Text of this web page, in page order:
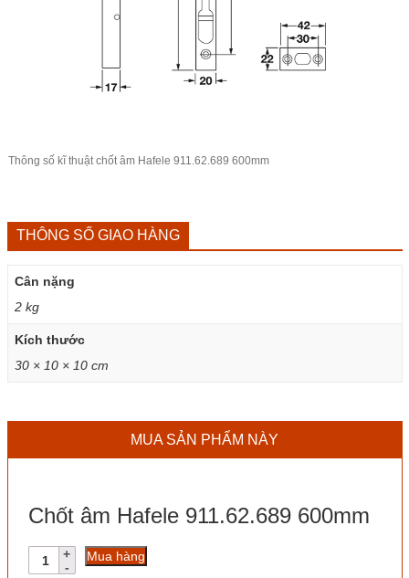
Thông số kĩ thuật chốt âm Hafele 911.62.689 600mm
THÔNG SỐ GIAO HÀNG
Cân nặng
2 kg
Kích thước
30 × 10 × 10 cm
MUA SẢN PHẨM NÀY
Chốt âm Hafele 911.62.689 600mm
Chốt
âm
Mua hàng